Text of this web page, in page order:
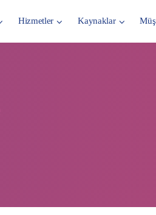
Hizmetler Kaynaklar